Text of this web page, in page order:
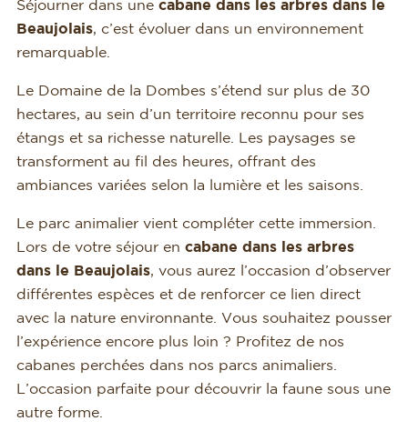
Séjourner dans une cabane dans les arbres dans le
Beaujolais, c’est évoluer dans un environnement
remarquable.
Le Domaine de la Dombes s’étend sur plus de 30
hectares, au sein d’un territoire reconnu pour ses
étangs et sa richesse naturelle. Les paysages se
transforment au fil des heures, offrant des
ambiances variées selon la lumière et les saisons.
Le parc animalier vient compléter cette immersion.
Lors de votre séjour en cabane dans les arbres
dans le Beaujolais, vous aurez l’occasion d’observer
différentes espèces et de renforcer ce lien direct
avec la nature environnante. Vous souhaitez pousser
l’expérience encore plus loin ? Profitez de nos
cabanes perchées dans nos parcs animaliers.
L’occasion parfaite pour découvrir la faune sous une
autre forme.